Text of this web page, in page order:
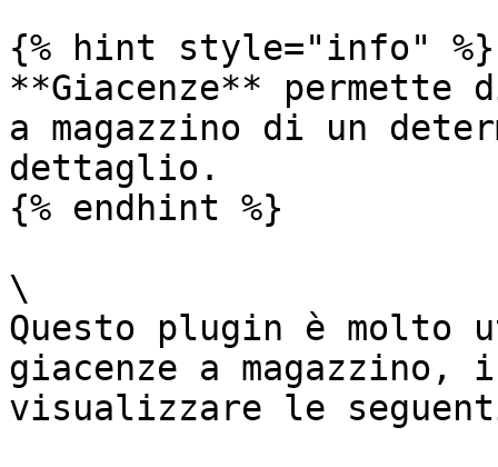
{% hint style="info" %}
**Giacenze**
a magazzino di un
dettaglio.
{% endhint %}
\
Questo plugin è
giacenze a
visualizzare le